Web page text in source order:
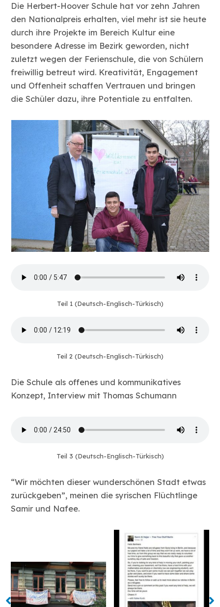
Die Herbert-Hoover Schule hat vor zehn Jahren
den Nationalpreis erhalten, viel mehr ist sie heute
durch ihre Projekte im Bereich Kultur eine
besondere Adresse im Bezirk geworden, nicht
zuletzt wegen der Ferienschule, die von Schülern
freiwillig betreut wird. Kreativität, Engagement
und Offenheit schaffen Vertrauen und bringen
die Schüler dazu, ihre Potentiale zu entfalten.
Teil 1 (Deutsch-Englisch-Türkisch)
Teil 2 (Deutsch-Englisch-Türkisch)
Die Schule als offenes und kommunikatives
Konzept, Interview mit Thomas Schumann
Teil 3 (Deutsch-Englisch-Türkisch)
“Wir möchten dieser wunderschönen Stadt etwas
zurückgeben”, meinen die syrischen Flüchtlinge
Samir und Nafee.